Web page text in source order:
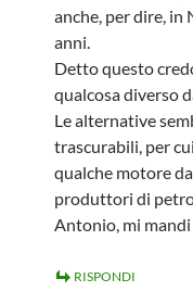
anche, per dire, in
anni.
Detto questo
qualcosa diverso
Le alternative
trascurabili, per
qualche motore
produttori di
Antonio, mi mandi
RISPONDI